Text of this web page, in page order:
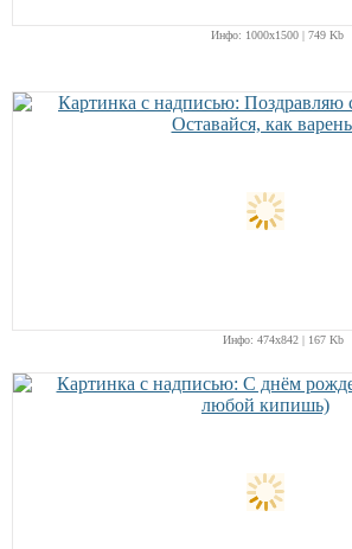
Инфо: 1000х1500 | 749 Kb
Инфо: 474х842 | 167 Kb